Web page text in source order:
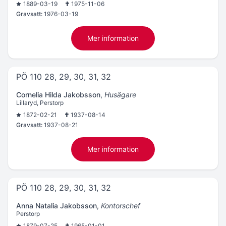
1889-03-19
1975-11-06
Gravsatt: 1976-03-19
Mer information
PÖ 110 28, 29, 30, 31, 32
Cornelia Hilda Jakobsson, Husägare
Lillaryd, Perstorp
1872-02-21
1937-08-14
Gravsatt: 1937-08-21
Mer information
PÖ 110 28, 29, 30, 31, 32
Anna Natalia Jakobsson, Kontorschef
Perstorp